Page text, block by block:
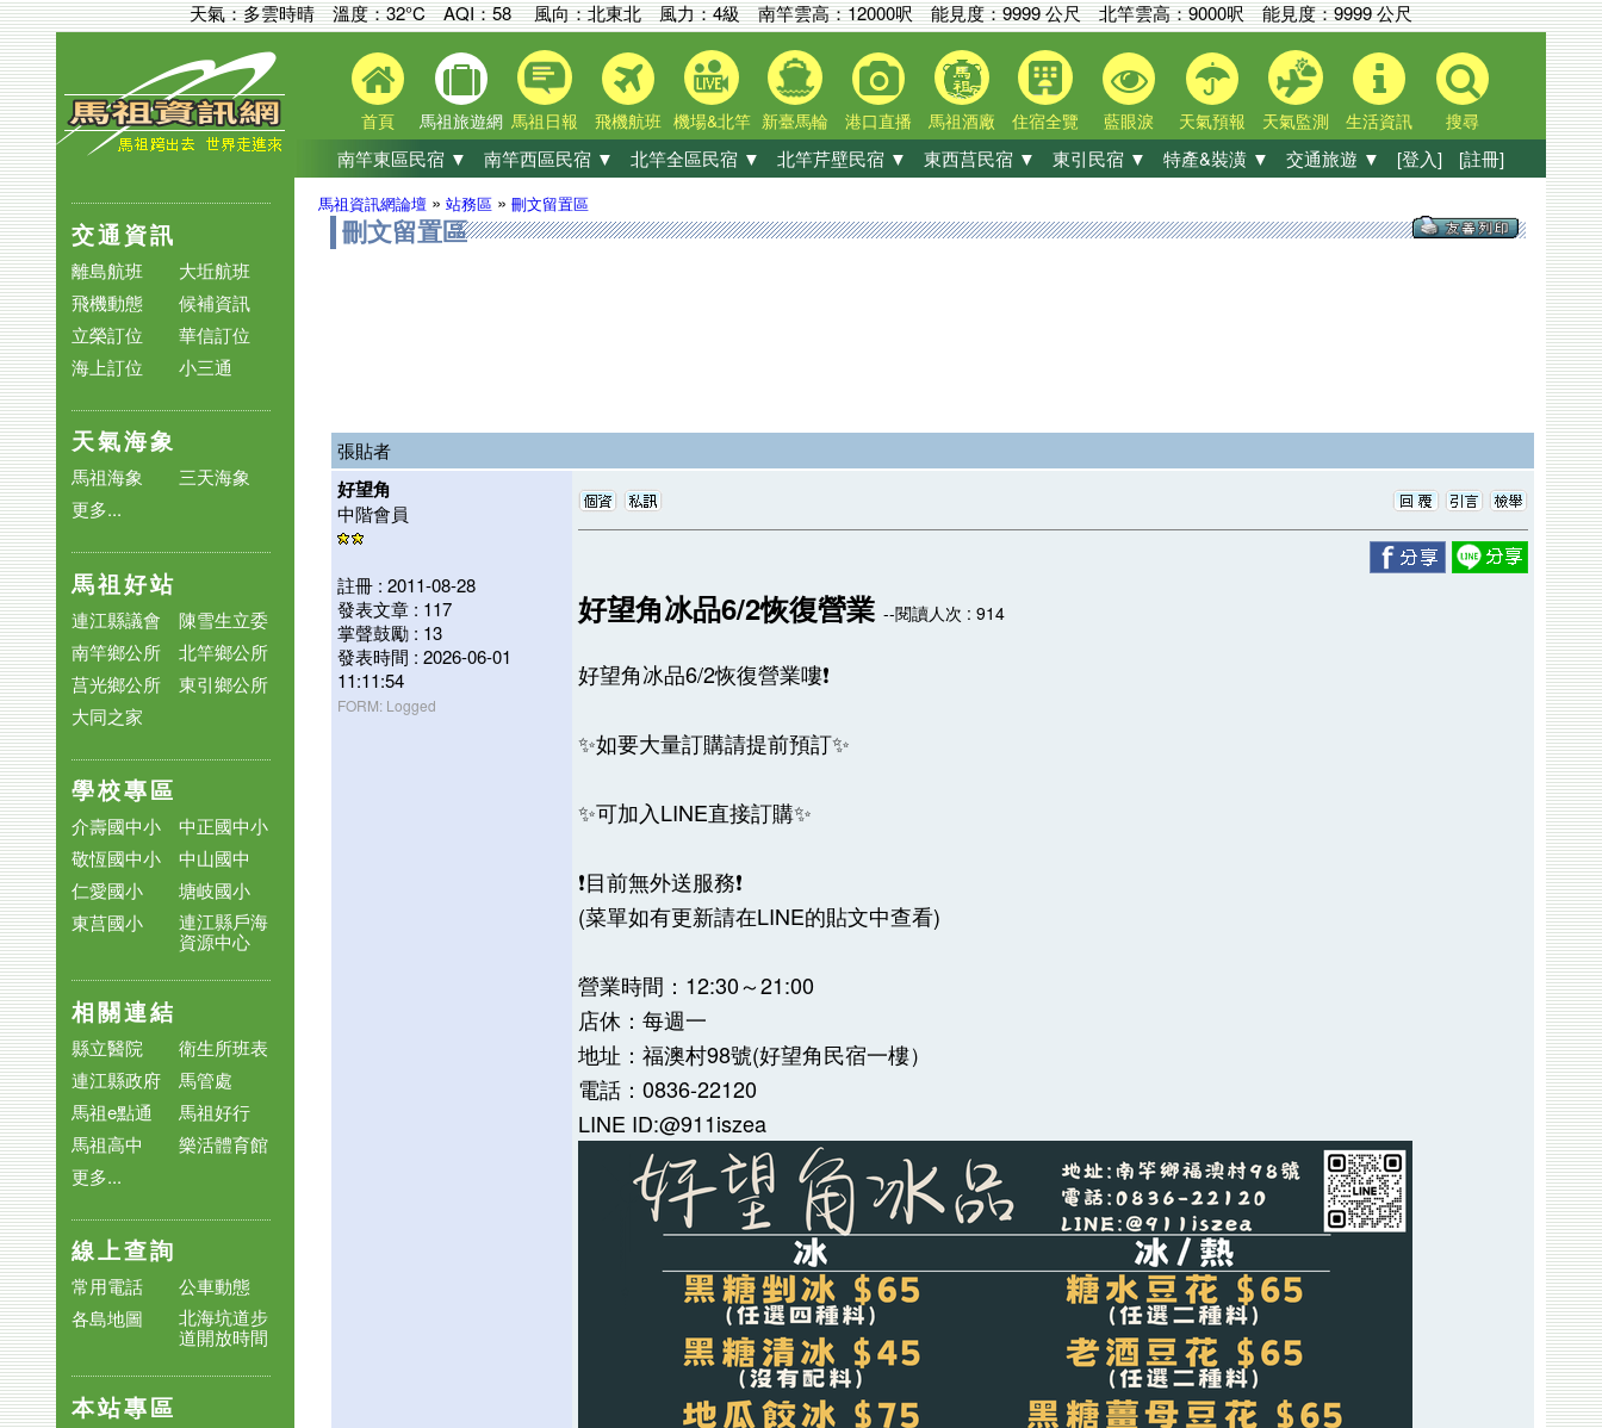
天氣：多雲時晴 溫度：32°CAQI：58 風向：北東北 風力：4級南竿雲高：12000呎能見度：9999 公尺北竿雲高：9000呎能見度：9999 公尺
首頁 馬祖旅遊網 馬祖日報 飛機航班 機場&北竿 新臺馬輪 港口直播 馬祖酒廠 住宿全覽 藍眼淚 天氣預報 天氣監測 生活資訊 搜尋
南竿東區民宿 ▼ 南竿西區民宿 ▼ 北竿全區民宿 ▼ 北竿芹壁民宿 ▼ 東西莒民宿 ▼ 東引民宿 ▼ 特產&裝潢 ▼ 交通旅遊 ▼ [登入] [註冊]
交通資訊
離島航班
大坵航班
飛機動態
候補資訊
立榮訂位
華信訂位
海上訂位
小三通
天氣海象
馬祖海象
三天海象
更多...
馬祖好站
連江縣議會
陳雪生立委
南竿鄉公所
北竿鄉公所
莒光鄉公所
東引鄉公所
大同之家
學校專區
介壽國中小
中正國中小
敬恆國中小
中山國中
仁愛國小
塘岐國小
東莒國小
連江縣戶海
資源中心
相關連結
縣立醫院
衛生所班表
連江縣政府
馬管處
馬祖e點通
馬祖好行
馬祖高中
樂活體育館
更多...
線上查詢
常用電話
公車動態
各島地圖
北海坑道步
道開放時間
本站專區
馬祖資訊網論壇 » 站務區 » 刪文留置區
刪文留置區
張貼者
好望角
中階會員
註冊 : 2011-08-28
發表文章 : 117
掌聲鼓勵 : 13
發表時間 : 2026-06-01
11:11:54
FORM: Logged
好望角冰品6/2恢復營業 --閱讀人次 : 914
好望角冰品6/2恢復營業嘍❗️
✨如要大量訂購請提前預訂✨
✨可加入LINE直接訂購✨
❗️目前無外送服務❗️
(菜單如有更新請在LINE的貼文中查看)
營業時間：12:30～21:00
店休：每週一
地址：福澳村98號(好望角民宿一樓）
電話：0836-22120
LINE ID:@911iszea